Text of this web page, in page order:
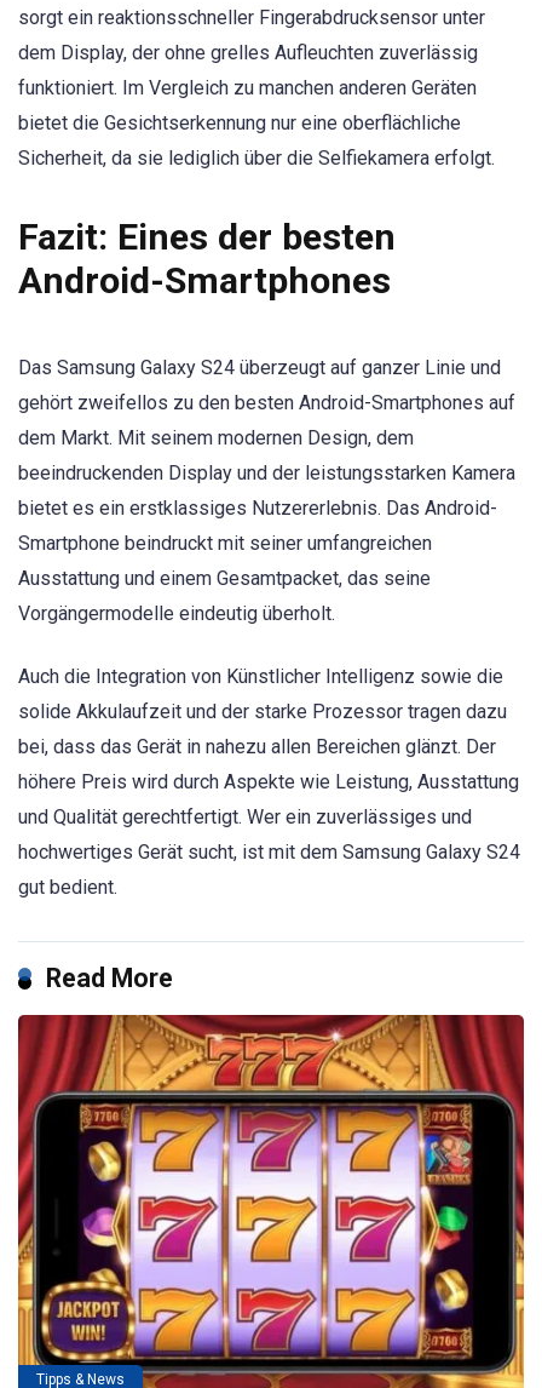
sorgt ein reaktionsschneller Fingerabdrucksensor unter
dem Display, der ohne grelles Aufleuchten zuverlässig
funktioniert. Im Vergleich zu manchen anderen Geräten
bietet die Gesichtserkennung nur eine oberflächliche
Sicherheit, da sie lediglich über die Selfiekamera erfolgt.
Fazit: Eines der besten
Android-Smartphones
Das Samsung Galaxy S24 überzeugt auf ganzer Linie und
gehört zweifellos zu den besten Android-Smartphones auf
dem Markt. Mit seinem modernen Design, dem
beeindruckenden Display und der leistungsstarken Kamera
bietet es ein erstklassiges Nutzererlebnis. Das Android-
Smartphone beindruckt mit seiner umfangreichen
Ausstattung und einem Gesamtpacket, das seine
Vorgängermodelle eindeutig überholt.
Auch die Integration von Künstlicher Intelligenz sowie die
solide Akkulaufzeit und der starke Prozessor tragen dazu
bei, dass das Gerät in nahezu allen Bereichen glänzt. Der
höhere Preis wird durch Aspekte wie Leistung, Ausstattung
und Qualität gerechtfertigt. Wer ein zuverlässiges und
hochwertiges Gerät sucht, ist mit dem Samsung Galaxy S24
gut bedient.
Read More
Tipps & News